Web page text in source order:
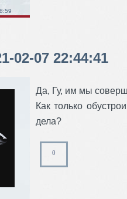
02-07 22:44:41
Да, Гу, им мы
Как только
дела?
0